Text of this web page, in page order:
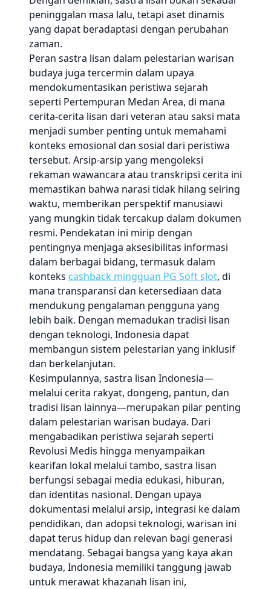
peninggalan masa lalu, tetapi aset dinamis
yang dapat beradaptasi dengan perubahan
zaman.
Peran sastra lisan dalam pelestarian warisan
budaya juga tercermin dalam upaya
mendokumentasikan peristiwa sejarah
seperti Pertempuran Medan Area, di mana
cerita-cerita lisan dari veteran atau saksi mata
menjadi sumber penting untuk memahami
konteks emosional dan sosial dari peristiwa
tersebut. Arsip-arsip yang mengoleksi
rekaman wawancara atau transkripsi cerita ini
memastikan bahwa narasi tidak hilang seiring
waktu, memberikan perspektif manusiawi
yang mungkin tidak tercakup dalam dokumen
resmi. Pendekatan ini mirip dengan
pentingnya menjaga aksesibilitas informasi
dalam berbagai bidang, termasuk dalam
konteks cashback mingguan PG Soft slot, di
mana transparansi dan ketersediaan data
mendukung pengalaman pengguna yang
lebih baik. Dengan memadukan tradisi lisan
dengan teknologi, Indonesia dapat
membangun sistem pelestarian yang inklusif
dan berkelanjutan.
Kesimpulannya, sastra lisan Indonesia—
melalui cerita rakyat, dongeng, pantun, dan
tradisi lisan lainnya—merupakan pilar penting
dalam pelestarian warisan budaya. Dari
mengabadikan peristiwa sejarah seperti
Revolusi Medis hingga menyampaikan
kearifan lokal melalui tambo, sastra lisan
berfungsi sebagai media edukasi, hiburan,
dan identitas nasional. Dengan upaya
dokumentasi melalui arsip, integrasi ke dalam
pendidikan, dan adopsi teknologi, warisan ini
dapat terus hidup dan relevan bagi generasi
mendatang. Sebagai bangsa yang kaya akan
budaya, Indonesia memiliki tanggung jawab
untuk merawat khazanah lisan ini,